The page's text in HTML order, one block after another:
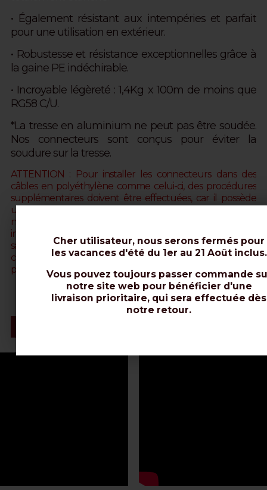
• Également résistant aux intempéries et parfait
pour une utilisation en extérieur.
• Robustesse et résistance exceptionnelles grâce à
la gaine PE indéchirable.
• Incroyable légèreté : 1,4Kg x 100m de moins que
RG58 C/U.
*La tresse en aluminium ne peut pas être soudée.
Nos connecteurs sont conçus pour éviter la
soudure sur la tresse.
ATTENTION : Pour installer les connecteurs dans des
câbles en polyéthylène comme celui-ci, des procédures
supplémentaires doivent être effectuées, car il possède
une gaine plus robuste que celle en PVC. Cette dernière
nécessite en effet deux coupes longitudinales pour
insérer facilement le composant entre la tresse et la gaine
sans la casser (ou chauffer la gaine avec un sèche-
cheveux). Contactez-nous par e-mail (web@messi.it) pour
plus de précisions.
Cher utilisateur, nous serons fermés pour
les vacances d'été du 1er au 21 Août inclus.
Vous pouvez toujours passer commande
notre site web pour bénéficier d'une
livraison prioritaire, qui sera effectuée dès
notre retour.